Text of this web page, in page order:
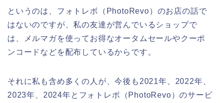
というのは、フォトレボ（PhotoRevo）のお店の話で
はないのですが、私の友達が営んでいるショップで
は、メルマガを使ってお得なオータムセールやクーポ
ンコードなどを配布しているからです。
それに私も含め多くの人が、今後も2021年、2022年、
2023年、2024年とフォトレボ（PhotoRevo）のサービ